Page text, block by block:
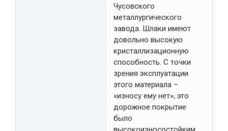
Чусовского
металлургического
завода. Шлаки имеют
довольно высокую
кристаллизационную
способность. С точки
зрения эксплуатации
этого материала –
«износу ему нет», это
дорожное покрытие
было